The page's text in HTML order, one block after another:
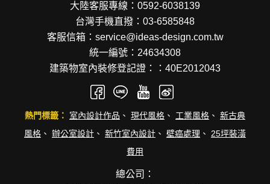
大陸客服專線：0592-6038139
台灣手機直撥：03-6585848
客服信箱：service@ideas-design.com.tw
統一編號：24634308
建築物室內裝修登記證：：40E2012043
熱門標籤： 室內設計作品 、 現代風格 、 工業風格 、 新古典
風格 、 辦公室設計 、 新竹室內設計 、 壁癌處理 、 25坪裝潢
費用
總公司：